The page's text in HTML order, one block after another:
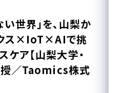
世界」を、山梨か
ス×IoT×AIで挑
ケア【山梨大学・
／Taomics株式